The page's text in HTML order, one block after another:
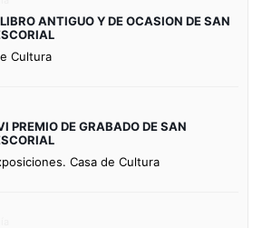
ANTIGUO Y DE OCASION DE SAN
Cultura
PREMIO DE GRABADO DE SAN
Casa de Cultura